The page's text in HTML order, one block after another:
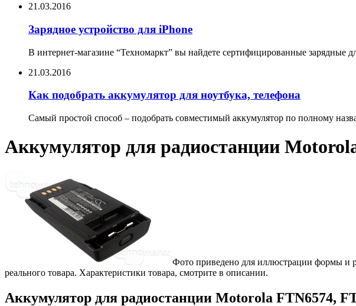
21.03.2016
Зарядное устройство для iPhone
В интернет-магазине “Техномаркт” вы найдете сертифицированные
21.03.2016
Как подобрать аккумулятор для ноутбука, телефона
Самый простой способ – подобрать совместимый аккумулятор по полному
Аккумулятор для радиостанции
Фото приведено для иллюстрации формы и
реального товара. Характеристики товара, смотрите в описании.
Аккумулятор для радиостанции Motorola FTN6574,